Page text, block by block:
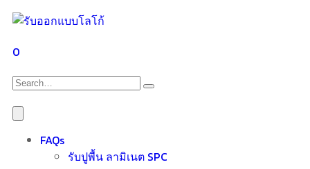
0
FAQs
รับปูพื้น ลามิเนต SPC